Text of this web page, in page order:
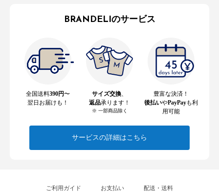
BRANDELIのサービス
全国送料390円〜
翌日お届けも！
サイズ交換
返品承ります！
※ 一部商品除く
豊富な決済！
後払いやPayPayも利
用可能
サービスの詳細はこちら
ご利用ガイド お支払い 配送・送料